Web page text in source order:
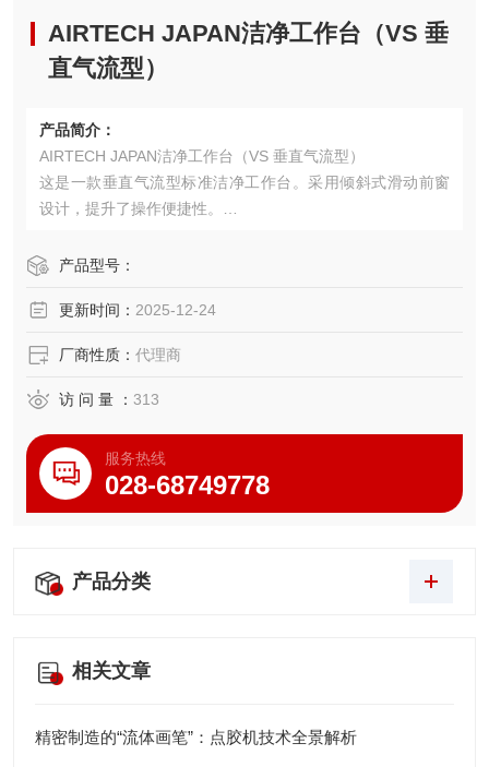
AIRTECH JAPAN洁净工作台（VS 垂
直气流型）
产品简介：
AIRTECH JAPAN洁净工作台（VS 垂直气流型）
这是一款垂直气流型标准洁净工作台。采用倾斜式滑动前窗
设计，提升了操作便捷性。
种配件。
产品型号：
更新时间： 2025-12-24
厂商性质： 代理商
访 问 量 ： 313
服务热线
028-68749778
产品分类
相关文章
精密制造的“流体画笔”：点胶机技术全景解析